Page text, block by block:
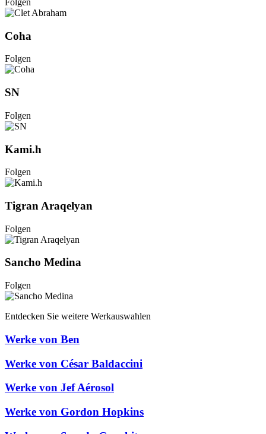
Folgen
Coha
Folgen
SN
Folgen
Kami.h
Folgen
Tigran Araqelyan
Folgen
Sancho Medina
Folgen
Entdecken Sie weitere Werkauswahlen
Werke von Ben
Werke von César Baldaccini
Werke von Jef Aérosol
Werke von Gordon Hopkins